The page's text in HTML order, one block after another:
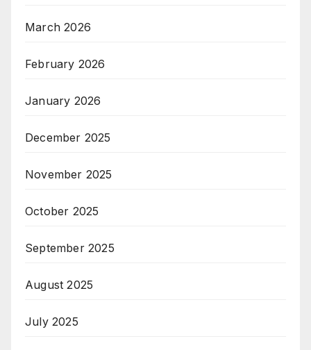
March 2026
February 2026
January 2026
December 2025
November 2025
October 2025
September 2025
August 2025
July 2025